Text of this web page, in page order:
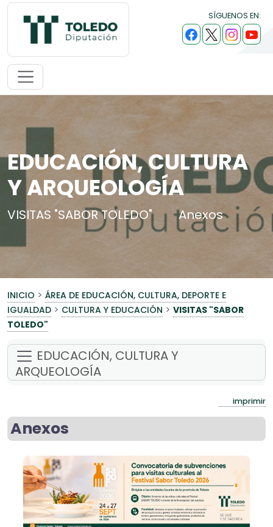
SÍGUENOS EN:
EDUCACIÓN, CULTURA
Y ARQUEOLOGÍA
VISITAS "SABOR TOLEDO" Anexos
INICIO > ÁREA DE EDUCACIÓN, CULTURA, DEPORTE E
IGUALDAD > CULTURA Y EDUCACIÓN > VISITAS "SABOR
TOLEDO"
EDUCACIÓN, CULTURA Y
ARQUEOLOGÍA
imprimir
Anexos